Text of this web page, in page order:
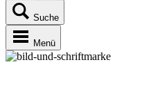
Suche
Menü